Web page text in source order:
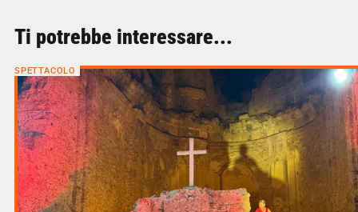
Ti potrebbe interessare...
SPETTACOLO